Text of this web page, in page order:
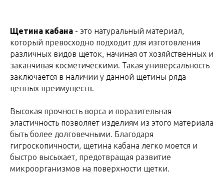
Щетина кабана - это натуральный материал,
который превосходно подходит для изготовления
различных видов щеток, начиная от хозяйственных и
заканчивая косметическими. Такая универсальность
заключается в наличии у данной щетины ряда
ценных преимуществ.
Высокая прочность ворса и поразительная
эластичность позволяет изделиям из этого материала
быть более долговечными. Благодаря
гигроскопичности, щетина кабана легко моется и
быстро высыхает, предотвращая развитие
микроорганизмов на поверхности щетки.